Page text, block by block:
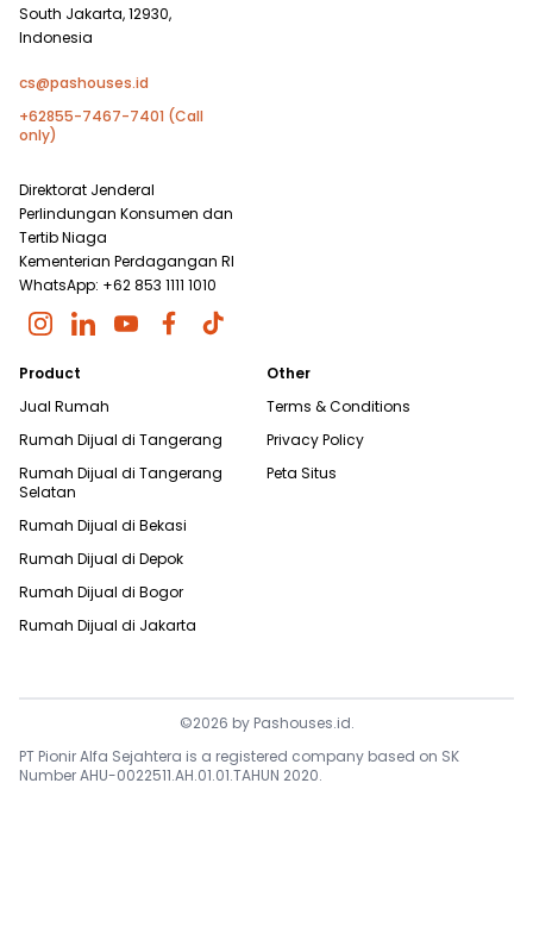
South Jakarta, 12930,
Indonesia
cs@pashouses.id
+62855-7467-7401 (Call
only)
Direktorat Jenderal
Perlindungan Konsumen dan
Tertib Niaga
Kementerian Perdagangan RI
WhatsApp: +62 853 1111 1010
Product
Jual Rumah
Rumah Dijual di Tangerang
Rumah Dijual di Tangerang
Selatan
Rumah Dijual di Bekasi
Rumah Dijual di Depok
Rumah Dijual di Bogor
Rumah Dijual di Jakarta
Other
Terms & Conditions
Privacy Policy
Peta Situs
©2026 by Pashouses.id.
PT Pionir Alfa Sejahtera is a registered company based on SK
Number AHU-0022511.AH.01.01.TAHUN 2020.